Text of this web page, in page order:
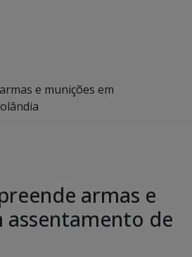
e munições em
armas e
assentamento de